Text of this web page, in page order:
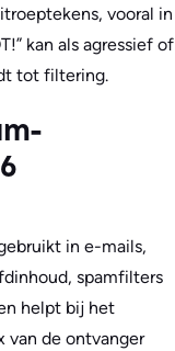
vooral in
kan als agressief of
tot filtering.
in e-mails,
spamfilters
helpt bij het
van de ontvanger